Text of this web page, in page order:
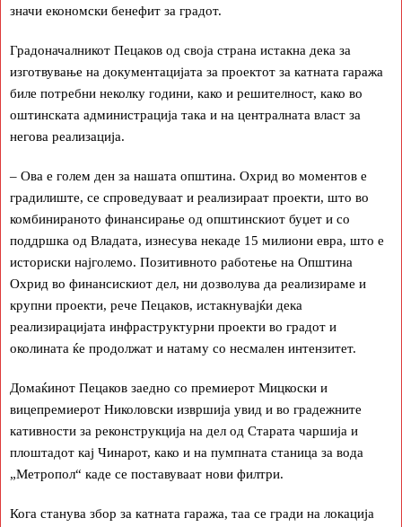
значи економски бенефит за градот.
Градоначалникот Пецаков од своја страна истакна дека за
изготвување на документацијата за проектот за катната гаража
биле потребни неколку години, како и решителност, како во
оштинската администрација така и на централната власт за
негова реализација.
– Ова е голем ден за нашата општина. Охрид во моментов е
градилиште, се спроведуваат и реализираат проекти, што во
комбинираното финансирање од општинскиот буџет и со
поддршка од Владата, изнесува некаде 15 милиони евра, што е
историски најголемо. Позитивното работење на Општина
Охрид во финансискиот дел, ни дозволува да реализираме и
крупни проекти, рече Пецаков, истакнувајќи дека
реализирацијата инфраструктурни проекти во градот и
околината ќе продолжат и натаму со несмален интензитет.
Домаќинот Пецаков заедно со премиерот Мицкоски и
вицепремиерот Николовски извршија увид и во градежните
кативности за реконструкција на дел од Старата чаршија и
плоштадот кај Чинарот, како и на пумпната станица за вода
„Метропол“ каде се поставуваат нови филтри.
Кога станува збор за катната гаража, таа се гради на локација